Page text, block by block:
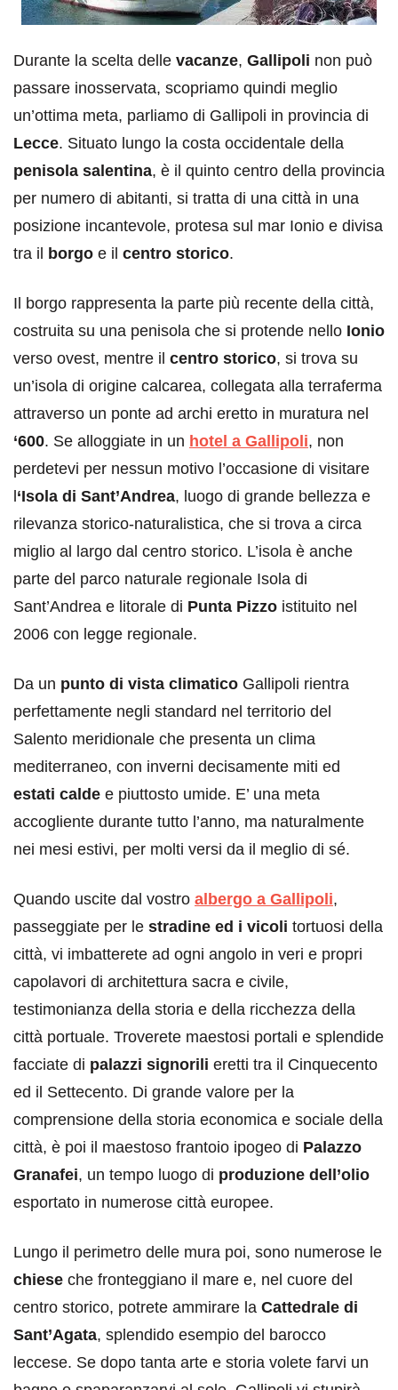
Durante la scelta delle vacanze, Gallipoli non può
passare inosservata, scopriamo quindi meglio
un’ottima meta, parliamo di Gallipoli in provincia di
Lecce. Situato lungo la costa occidentale della
penisola salentina, è il quinto centro della provincia
per numero di abitanti, si tratta di una città in una
posizione incantevole, protesa sul mar Ionio e divisa
tra il borgo e il centro storico.
Il borgo rappresenta la parte più recente della città,
costruita su una penisola che si protende nello Ionio
verso ovest, mentre il centro storico, si trova su
un’isola di origine calcarea, collegata alla terraferma
attraverso un ponte ad archi eretto in muratura nel
‘600. Se alloggiate in un hotel a Gallipoli, non
perdetevi per nessun motivo l’occasione di visitare
l‘Isola di Sant’Andrea, luogo di grande bellezza e
rilevanza storico-naturalistica, che si trova a circa
miglio al largo dal centro storico. L’isola è anche
parte del parco naturale regionale Isola di
Sant’Andrea e litorale di Punta Pizzo istituito nel
2006 con legge regionale.
Da un punto di vista climatico Gallipoli rientra
perfettamente negli standard nel territorio del
Salento meridionale che presenta un clima
mediterraneo, con inverni decisamente miti ed
estati calde e piuttosto umide. E’ una meta
accogliente durante tutto l’anno, ma naturalmente
nei mesi estivi, per molti versi da il meglio di sé.
Quando uscite dal vostro albergo a Gallipoli,
passeggiate per le stradine ed i vicoli tortuosi della
città, vi imbatterete ad ogni angolo in veri e propri
capolavori di architettura sacra e civile,
testimonianza della storia e della ricchezza della
città portuale. Troverete maestosi portali e splendide
facciate di palazzi signorili eretti tra il Cinquecento
ed il Settecento. Di grande valore per la
comprensione della storia economica e sociale della
città, è poi il maestoso frantoio ipogeo di Palazzo
Granafei, un tempo luogo di produzione dell’olio
esportato in numerose città europee.
Lungo il perimetro delle mura poi, sono numerose le
chiese che fronteggiano il mare e, nel cuore del
centro storico, potrete ammirare la Cattedrale di
Sant’Agata, splendido esempio del barocco
leccese. Se dopo tanta arte e storia volete farvi un